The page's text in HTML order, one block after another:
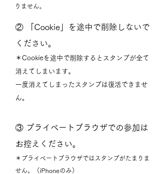
② 「Cookie」を途中で削除しないで
ください。
＊Cookieを途中で削除するとスタンプが全て
消えてしまいます。
一度消えてしまったスタンプは復活できませ
ん。
③ プライベートブラウザでの参加は
お控えください。
＊プライベートブラウザではスタンプがたまりま
せん。（iPhoneのみ）
りません。